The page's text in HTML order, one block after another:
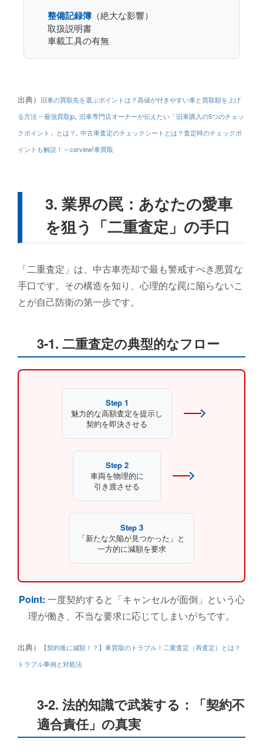
整備記録簿 （絶大な影響）
取扱説明書
車載工具の有無
出典） 旧車の買取先を選ぶポイントは？高値が付きやすい車と買取額を上げ
る方法 – 最強買取jp, 旧車専門店オーナーが伝えたい「旧車購入の5つのチェッ
クポイント」とは？ , 中古車査定のチェックシートとは？査定時のチェックポ
イントも解説！ – carview!車買取
3. 業界の罠：あなたの愛車
を狙う「二重査定」の手口
「二重査定」は、中古車売却で最も警戒すべき悪質な
手口です。その構造を知り、心理的な罠に陥らないこ
とが自己防衛の第一歩です。
3-1. 二重査定の典型的なフロー
Step 1
魅力的な高額査定を提示し
契約を即決させる
Step 2
車両を物理的に
引き渡させる
Step 3
「新たな欠陥が見つかった」と
一方的に減額を要求
Point: 一度契約すると「キャンセルが面倒」という心
理が働き、不当な要求に応じてしまいがちです。
出典）
【契約後に減額！？】車買取のトラブル！二重査定（再査定）とは？
トラブル事例と対処法
3-2. 法的知識で武装する：「契約不
適合責任」の真実